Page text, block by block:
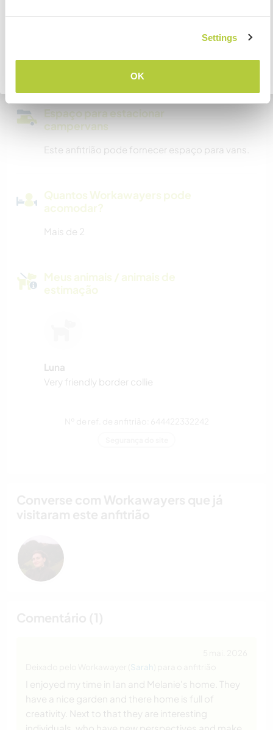
Settings
OK
Espaço para estacionar
campervans
Este anfitrião pode fornecer espaço para vans.
Quantos Workawayers pode
acomodar?
Mais de 2
Meus animais / animais de
estimação
Luna
Very friendly border collie
Sarah
I enjoyed my time in Ian and Melanie's home. They
have a nice garden and there home is full of
creativity. Next to that they are interesting
Voltar para a lista completa de anfitriões